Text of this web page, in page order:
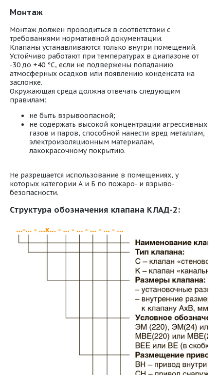
Монтаж
Монтаж должен проводиться в соответствии с
требованиями нормативной документации.
Клапаны устанавливаются только внутри помещений.
Устойчиво работают при температурах в диапазоне от
-30 до +40 °С, если не подвержены попаданию
атмосферных осадков или появлению конденсата на
заслонке.
Окружающая среда должна отвечать следующим
правилам:
не быть взрывоопасной;
не содержать высокой концентрации агрессивных
газов и паров, способной нанести вред металлам,
электроизоляционным материалам,
лакокрасочному покрытию.
Не разрешается использование в помещениях, у
которых категории А и Б по пожаро- и взрыво-
безопасности.
Структура обозначения клапана КЛАД-2: